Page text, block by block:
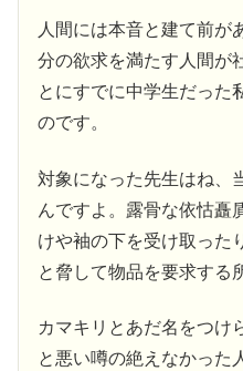
人間には本音と建て前が
分の欲求を満たす人間が
とにすでに中学生だった
のです。
対象になった先生はね、
んですよ。露骨な依怙矗
けや袖の下を受け取った
と脅して物品を要求する
カマキリとあだ名をつけ
と悪い噂の絶えなかった